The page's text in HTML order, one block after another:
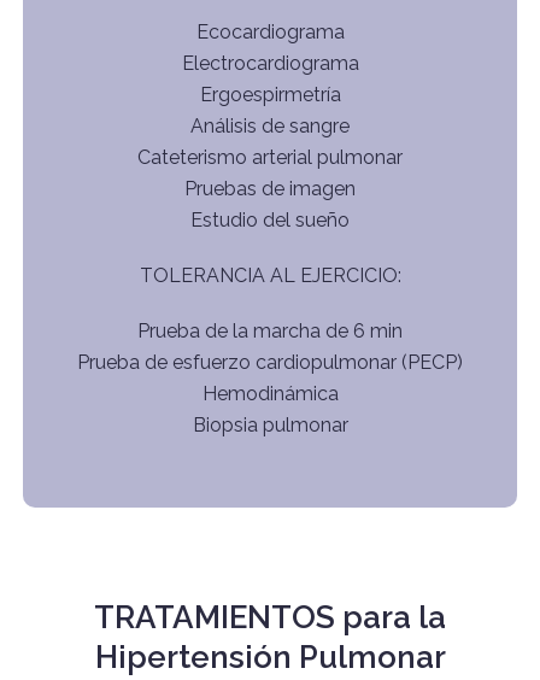
Ecocardiograma
Electrocardiograma
Ergoespirmetría
Análisis de sangre
Cateterismo arterial pulmonar
Pruebas de imagen
Estudio del sueño
TOLERANCIA AL EJERCICIO:
Prueba de la marcha de 6 min
Prueba de esfuerzo cardiopulmonar (PECP)
Hemodinámica
Biopsia pulmonar
TRATAMIENTOS para la
Hipertensión Pulmonar